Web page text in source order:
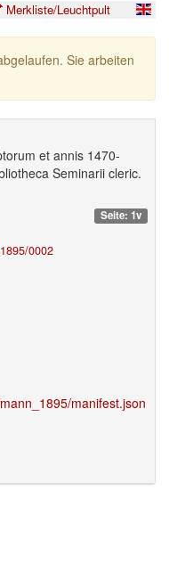
Merkliste/Leuchtpult
Sie arbeiten
et annis 1470-
Seminarii cleric.
Seite: 1v
0002
manifest.json